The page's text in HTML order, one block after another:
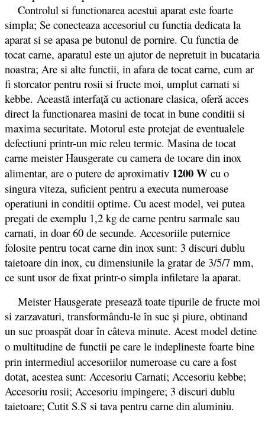
Controlul si functionarea acestui aparat este foarte
simpla; Se conecteaza accesoriul cu functia dedicata la
aparat si se apasa pe butonul de pornire. Cu functia de
tocat carne, aparatul este un ajutor de nepretuit in bucataria
noastra; Are si alte functii, in afara de tocat carne, cum ar
fi storcator pentru rosii si fructe moi, umplut carnati si
kebbe. Această interfaţă cu actionare clasica, oferă acces
direct la functionarea masini de tocat in bune conditii si
maxima securitate. Motorul este protejat de eventualele
defectiuni printr-un mic releu termic. Masina de tocat
carne meister Hausgerate cu camera de tocare din inox
alimentar, are o putere de aproximativ 1200 W cu o
singura viteza, suficient pentru a executa numeroase
operatiuni in conditii optime. Cu acest model, vei putea
pregati de exemplu 1,2 kg de carne pentru sarmale sau
carnati, in doar 60 de secunde. Accesoriile puternice
folosite pentru tocat carne din inox sunt: 3 discuri dublu
taietoare din inox, cu dimensiunile la gratar de 3/5/7 mm,
ce sunt usor de fixat printr-o simpla infiletare la aparat.
Meister Hausgerate presează toate tipurile de fructe moi
si zarzavaturi, transformându-le în suc şi piure, obtinand
un suc proaspăt doar în câteva minute. Acest model detine
o multitudine de functii pe care le indeplineste foarte bine
prin intermediul accesoriilor numeroase cu care a fost
dotat, acestea sunt: Accesoriu Carnati; Accesoriu kebbe;
Accesoriu rosii; Accesoriu impingere; 3 discuri dublu
taietoare; Cutit S.S si tava pentru carne din aluminiu.